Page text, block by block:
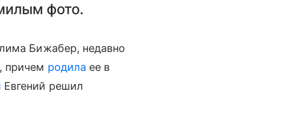
фото.
Бижабер, недавно
, причем родила ее в
Евгений решил